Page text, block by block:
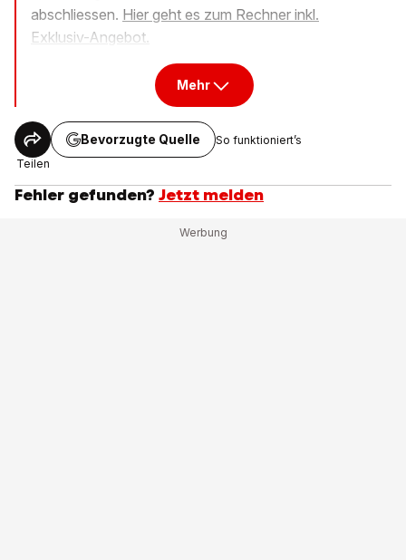
abschliessen. Hier geht es zum Rechner inkl.
Exklusiv-Angebot.
Mehr
Teilen
Bevorzugte Quelle So funktioniert’s
Fehler gefunden? Jetzt melden